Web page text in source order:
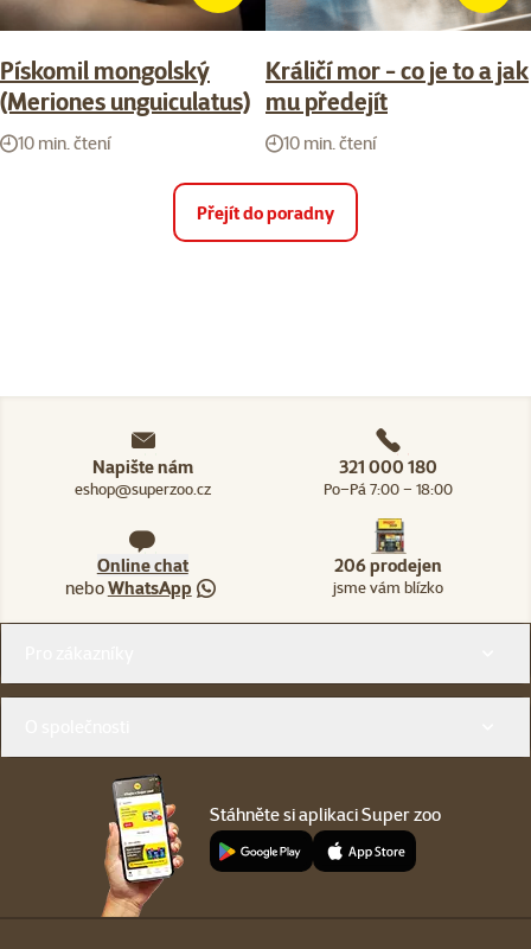
Pískomil mongolský
(Meriones unguiculatus)
10 min. čtení
Králičí mor - co je to a jak
mu předejít
10 min. čtení
Přejít do poradny
Napište nám
eshop@superzoo.cz
321 000 180
Po–Pá 7:00 – 18:00
Online chat
neboWhatsApp
206 prodejen
jsme vám blízko
Stáhněte si aplikaci Super zoo